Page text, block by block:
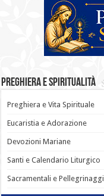
Preghiera e Spiritualità
Preghiera e Vita Spirituale
Eucaristia e Adorazione
Devozioni Mariane
Santi e Calendario Liturgico
Sacramentali e Pellegrinaggi